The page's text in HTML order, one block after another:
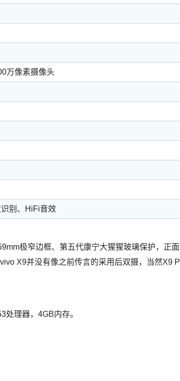
万像素摄像头
别、HiFi音效
极窄边框、第五代康宁大猩猩玻璃保护，正面
X9并没有像之前传言的采用后双摄，当然X9 P
处理器，4GB内存。